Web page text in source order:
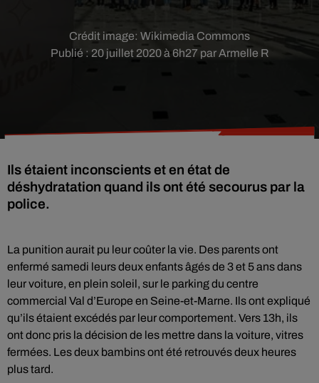
Publié : 20 juillet 2020 à 6h27 par Armelle R
Crédit image: Wikimedia Commons
Ils étaient inconscients et en état de
déshydratation quand ils ont été secourus par la
police.
La punition aurait pu leur coûter la vie. Des parents ont
enfermé samedi leurs deux enfants âgés de 3 et 5 ans dans
leur voiture, en plein soleil, sur le parking du centre
commercial Val d’Europe en Seine-et-Marne. Ils ont expliqué
qu’ils étaient excédés par leur comportement. Vers 13h, ils
ont donc pris la décision de les mettre dans la voiture, vitres
fermées. Les deux bambins ont été retrouvés deux heures
plus tard.